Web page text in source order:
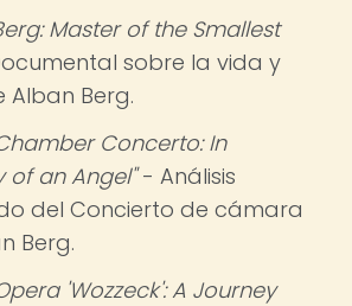
Master of the Smallest
sobre la vida y
Berg.
Concerto: In
of an Angel"- Análisis
del Concierto de cámara
Berg.
'Wozzeck': A Journey